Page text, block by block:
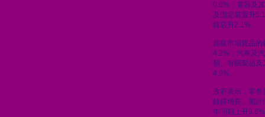
0.6%；電器及
及固定裝置升
鏡店升2.1%。
超級市場貨品
4.2%；汽車及
類、有關製品
4.9%。
政府表示，零
錄得增長。累計
年同期上升